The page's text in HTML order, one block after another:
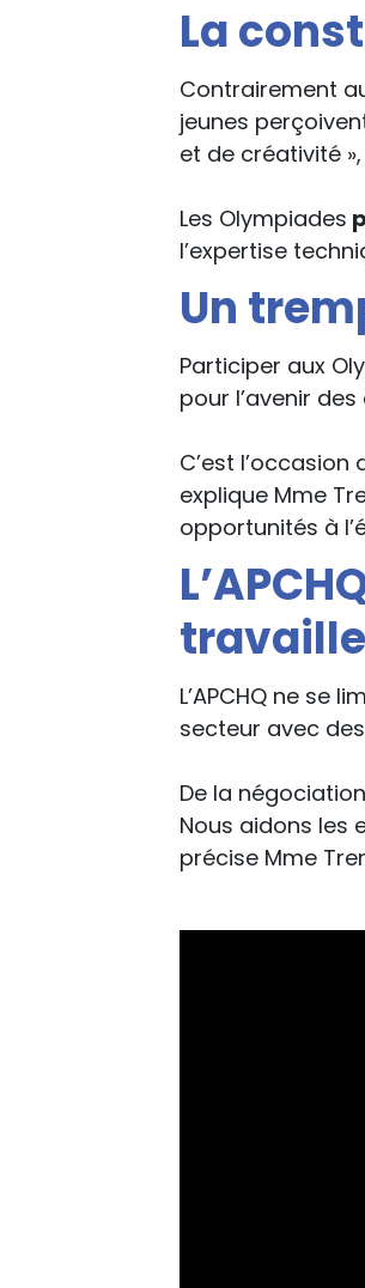
La
Contrairement
jeunes
et de créativité
Les Olympiades
l’expertise
Un
Participer aux
pour l’avenir
C’est
explique Mme
opportunités à
L’APCHQ ne
secteur avec
De la
Nous aidons les
précise Mme